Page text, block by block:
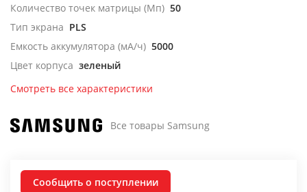
Количество точек матрицы (Мп) 50
Тип экрана PLS
Емкость аккумулятора (мА/ч) 5000
Цвет корпуса зеленый
Смотреть все характеристики
Все товары Samsung
Сообщить о поступлении